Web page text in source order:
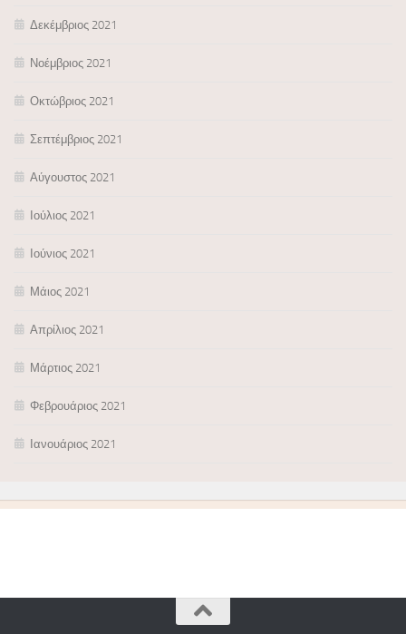
Δεκέμβριος 2021
Νοέμβριος 2021
Οκτώβριος 2021
Σεπτέμβριος 2021
Αύγουστος 2021
Ιούλιος 2021
Ιούνιος 2021
Μάιος 2021
Απρίλιος 2021
Μάρτιος 2021
Φεβρουάριος 2021
Ιανουάριος 2021